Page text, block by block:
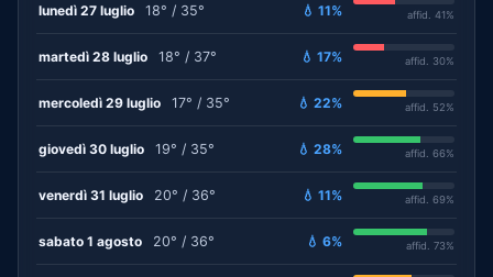
lunedì 27 luglio 18° / 35° 💧 11% affid. 41%
martedì 28 luglio 18° / 37° 💧 17% affid. 30%
mercoledì 29 luglio 17° / 35° 💧 22% affid. 52%
giovedì 30 luglio 19° / 35° 💧 28% affid. 66%
venerdì 31 luglio 20° / 36° 💧 11% affid. 69%
sabato 1 agosto 20° / 36° 💧 6% affid. 73%